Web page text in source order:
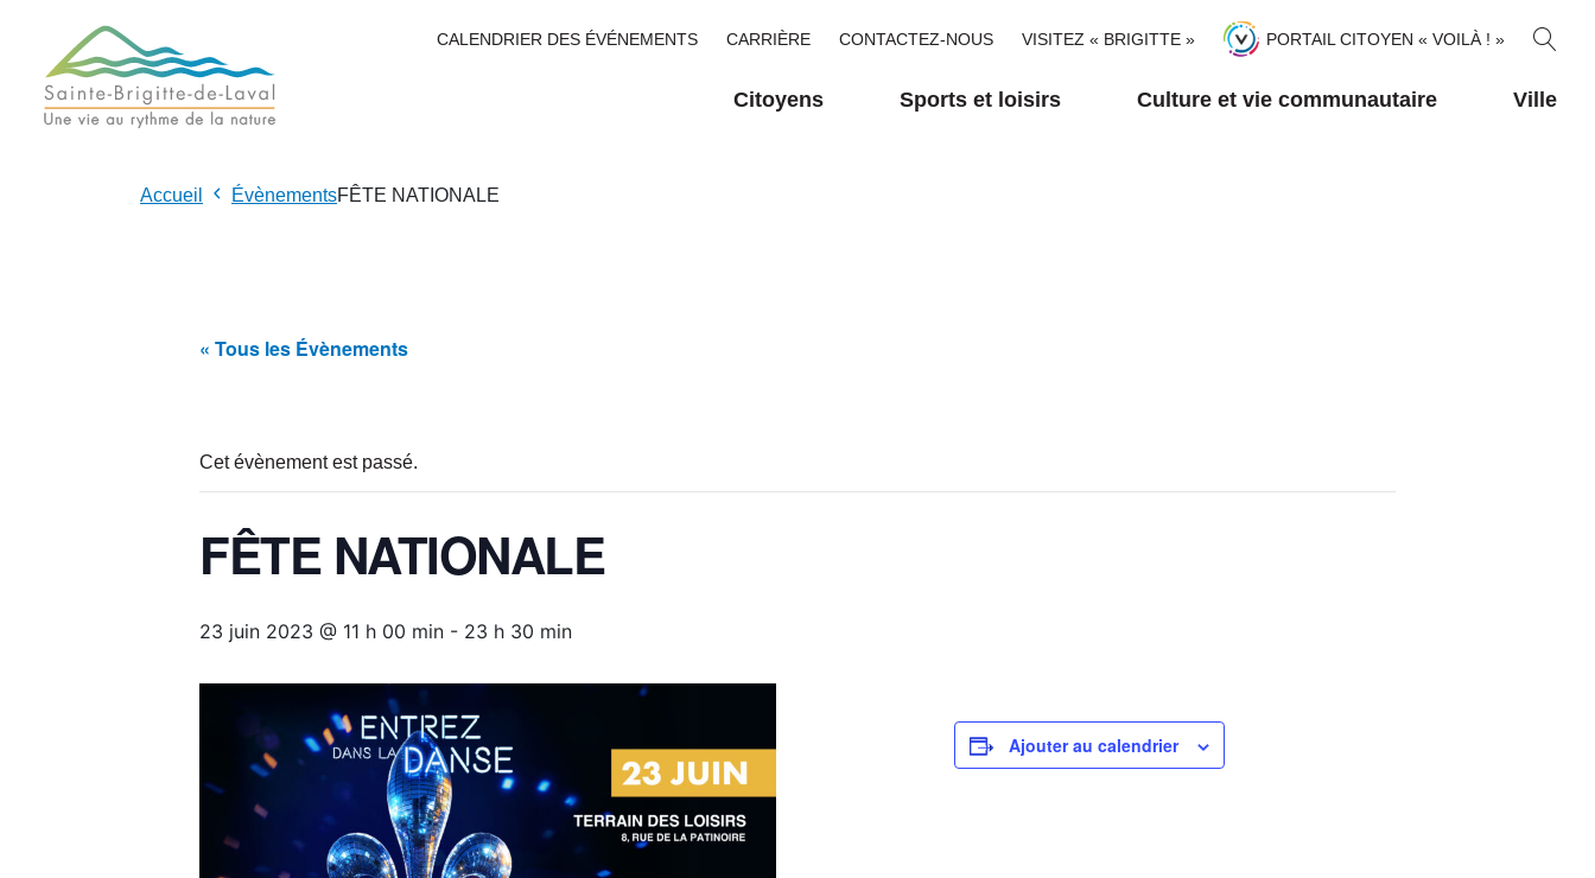
CALENDRIER DES ÉVÉNEMENTS CARRIÈRE CONTACTEZ-NOUS VISITEZ « BRIGITTE » PORTAIL CITOYEN « VOILÀ ! »
Citoyens Sports et loisirs Culture et vie communautaire Ville
Accueil ÉvènementsFÊTE NATIONALE
« Tous les Évènements
Cet évènement est passé.
FÊTE NATIONALE
23 juin 2023 @ 11 h 00 min - 23 h 30 min
Ajouter au calendrier